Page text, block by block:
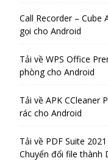
Call Recorder – Cube
gọi cho Android
Tải về WPS Office
phòng cho Android
Tải về APK CCleaner
rác cho Android
Tải về PDF Suite
Chuyển đổi file thành